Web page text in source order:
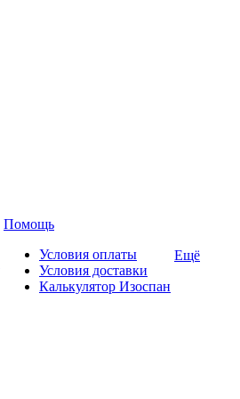
Помощь
Условия оплаты
Условия доставки
Калькулятор Изоспан
Ещё